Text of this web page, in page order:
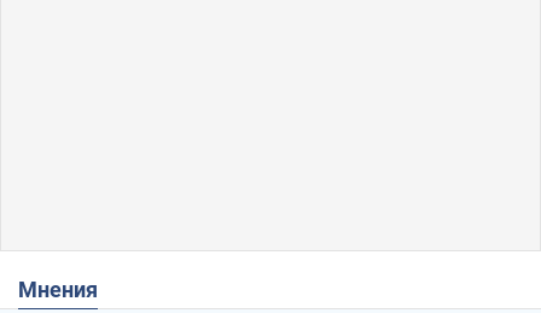
Мнения